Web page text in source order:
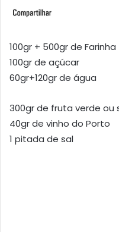
100gr + 500gr de
100gr de açúcar
60gr+120gr de água
300gr de fruta verde ou
40gr de vinho do Porto
1 pitada de sal